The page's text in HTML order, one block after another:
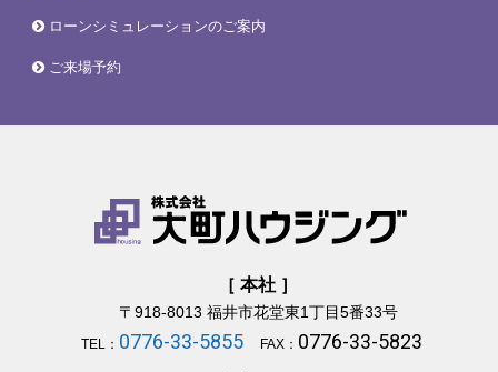
ローンシミュレーションのご案内
ご来場予約
［ 本社 ］
〒918-8013 福井市花堂東1丁目5番33号
TEL： 0776-33-5855 FAX： 0776-33-5823